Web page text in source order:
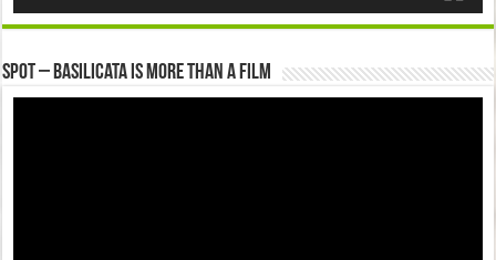
Spot – Basilicata is more than a Film